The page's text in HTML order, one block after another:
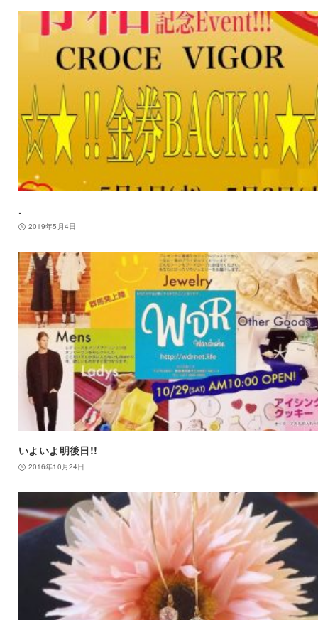
.
2019年5月4日
いよいよ明後日!!
2016年10月24日